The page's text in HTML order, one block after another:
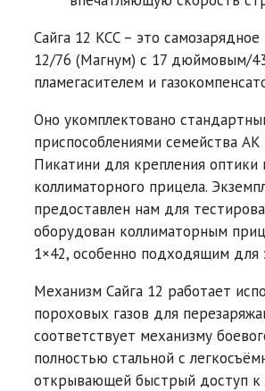
Сайга 12 KCC – это
12/76 (Магнум) с 17 дюймовым/
пламегасителем и
Оно укомплектовано
приспособлениями семейства
Пикатини для крепления оптики
коллиматорного прицела.
предоставлен нам для
оборудован коллиматорным
1×42, особенно подходящим для
Механизм Сайга 12 работает
пороховых газов для
соответствует механизму
полностью стальной с
открывающей быстрый доступ к